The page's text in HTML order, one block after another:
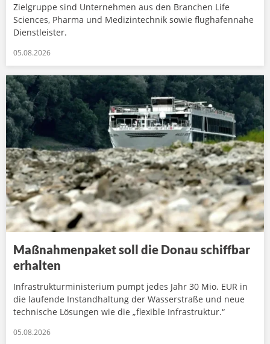
Zielgruppe sind Unternehmen aus den Branchen Life
Sciences, Pharma und Medizintechnik sowie flughafennahe
Dienstleister.
05.08.2026
Maßnahmenpaket soll die Donau schiffbar
erhalten
Infrastrukturministerium pumpt jedes Jahr 30 Mio. EUR in
die laufende Instandhaltung der Wasserstraße und neue
technische Lösungen wie die „flexible Infrastruktur.“
05.08.2026